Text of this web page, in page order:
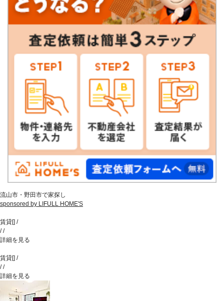
流山市・野田市で家探し
sponsored by LIFULL HOME'S
賃貸[] /
//
詳細を見る
賃貸[] /
//
詳細を見る